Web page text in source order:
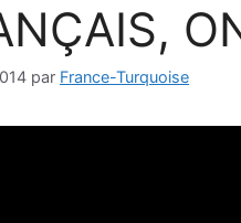
par France-Turquoise